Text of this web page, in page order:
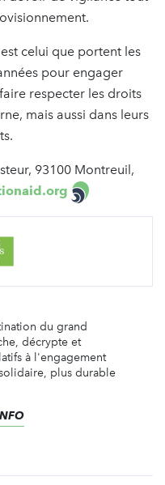
celui que portent les
pour engager
respecter les droits
mais aussi dans leurs
93100 Montreuil,
du grand
décrypte et
à l'engagement
plus durable